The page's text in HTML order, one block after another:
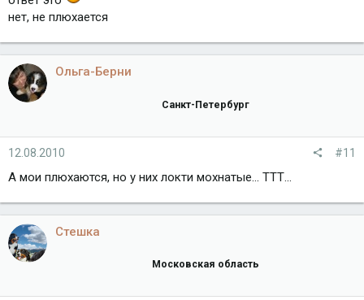
нет, не плюхается
Ольга-Берни
Санкт-Петербург
12.08.2010 #11
А мои плюхаются, но у них локти мохнатые... ТТТ...
Стешка
Московская область